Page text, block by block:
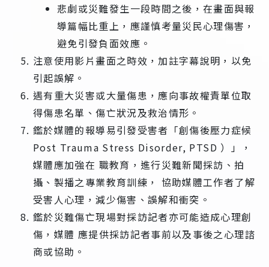
悲劇或災難發生一段時間之後，在畫面與報
導篇幅比重上，應謹慎考量災民心理傷害，
避免引發負面效應。
注意使用影片畫面之時效，加註字幕說明，以免
引起誤解。
遇有重大災害或大量傷患，應向事故權責單位取
得傷患名單、傷亡狀況及救治情形。
鑑於媒體的報導易引發受害者「創傷後壓力症候
Post Trauma Stress Disorder, PTSD ）」，
媒體應加強在 職教育，進行災難新聞採訪、拍
攝、製播之專業教育訓練， 協助媒體工作者了解
受害人心理，減少傷害、誤解和衝突。
鑑於災難傷亡現場對採訪記者亦可能造成心理創
傷，媒體 應提供採訪記者事前以及事後之心理諮
商或協助。